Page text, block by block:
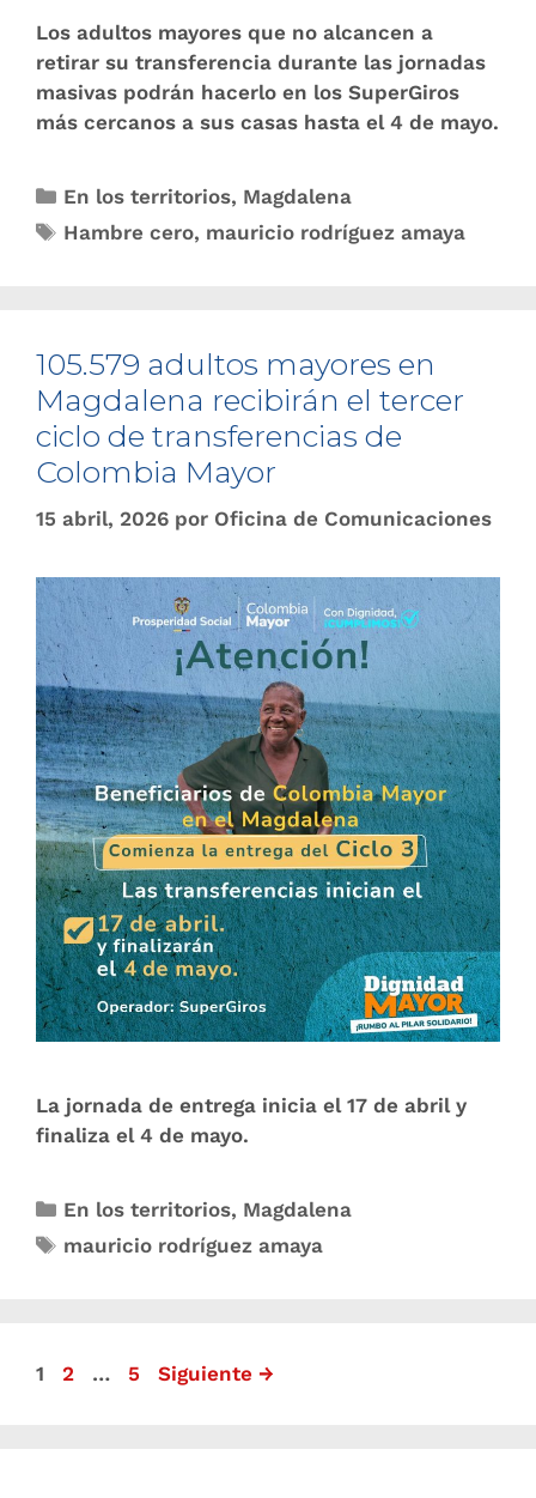
Los adultos mayores que no alcancen a
retirar su transferencia durante las jornadas
masivas podrán hacerlo en los SuperGiros
más cercanos a sus casas hasta el 4 de mayo.
En los territorios, Magdalena
Hambre cero, mauricio rodríguez amaya
105.579 adultos mayores en
Magdalena recibirán el tercer
ciclo de transferencias de
Colombia Mayor
15 abril, 2026 por Oficina de Comunicaciones
La jornada de entrega inicia el 17 de abril y
finaliza el 4 de mayo.
En los territorios, Magdalena
mauricio rodríguez amaya
1 2 … 5 Siguiente →